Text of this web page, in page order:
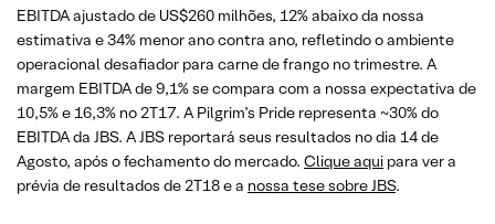
EBITDA ajustado de US$260 milhões, 12% abaixo da nossa
estimativa e 34% menor ano contra ano, refletindo o ambiente
operacional desafiador para carne de frango no trimestre. A
margem EBITDA de 9,1% se compara com a nossa expectativa de
10,5% e 16,3% no 2T17. A Pilgrim’s Pride representa ~30% do
EBITDA da JBS. A JBS reportará seus resultados no dia 14 de
Agosto, após o fechamento do mercado. Clique aqui para ver a
prévia de resultados de 2T18 e a nossa tese sobre JBS.